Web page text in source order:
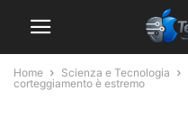
Home Scienza e Tecnologia
corteggiamento è estremo